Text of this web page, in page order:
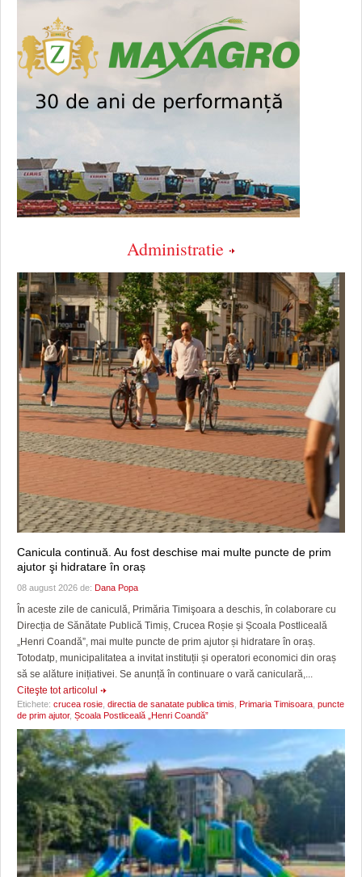
Administratie
Canicula continuă. Au fost deschise mai multe puncte de prim
ajutor şi hidratare în oraș
08 august 2026 de: Dana Popa
În aceste zile de caniculă, Primăria Timişoara a deschis, în colaborare cu
Direcția de Sănătate Publică Timiș, Crucea Roșie și Școala Postliceală
„Henri Coandă”, mai multe puncte de prim ajutor și hidratare în oraș.
Totodatp, municipalitatea a invitat instituții și operatori economici din oraș
să se alăture inițiativei. Se anunță în continuare o vară caniculară,...
Citeşte tot articolul
Etichete: crucea rosie directia de sanatate publica timis Primaria Timisoara puncte
de prim ajutor, Școala Postliceală „Henri Coandă”